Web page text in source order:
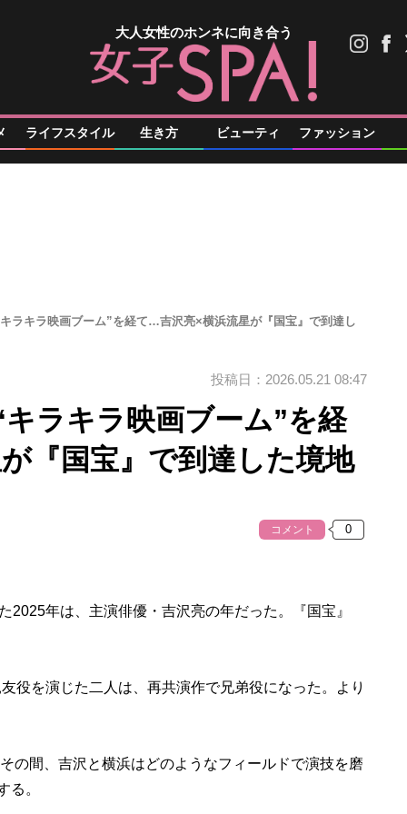
大人女性のホンネに向き合う
ライフスタイル 生き方 ビューティ ファッション
ラキラ映画ブーム”を経て…吉沢亮×横浜流星が『国宝』で到達し
投稿日：2026.05.21 08:47
ラキラ映画ブーム”を経
『国宝』で到達した境地
コメント
年は、主演俳優・吉沢亮の年だった。『国宝』
を演じた二人は、再共演作で兄弟役になった。より
間、吉沢と横浜はどのようなフィールドで演技を磨
る。